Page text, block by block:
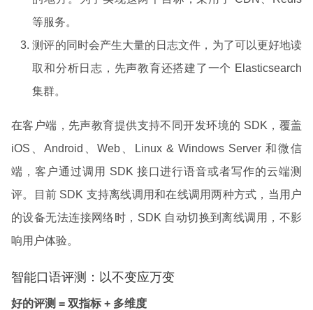
等服务。
测评的同时会产生大量的日志文件，为了可以更好地读
取和分析日志，先声教育还搭建了一个 Elasticsearch
集群。
在客户端，先声教育提供支持不同开发环境的 SDK，覆盖
iOS、Android、Web、Linux & Windows Server 和微信
端，客户通过调用 SDK 接口进行语音或者写作的云端测
评。目前 SDK 支持离线调用和在线调用两种方式，当用户
的设备无法连接网络时，SDK 自动切换到离线调用，不影
响用户体验。
智能口语评测：以不变应万变
好的评测 = 双指标 + 多维度